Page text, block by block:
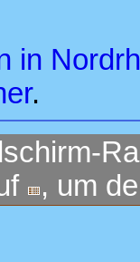
in
.
, um